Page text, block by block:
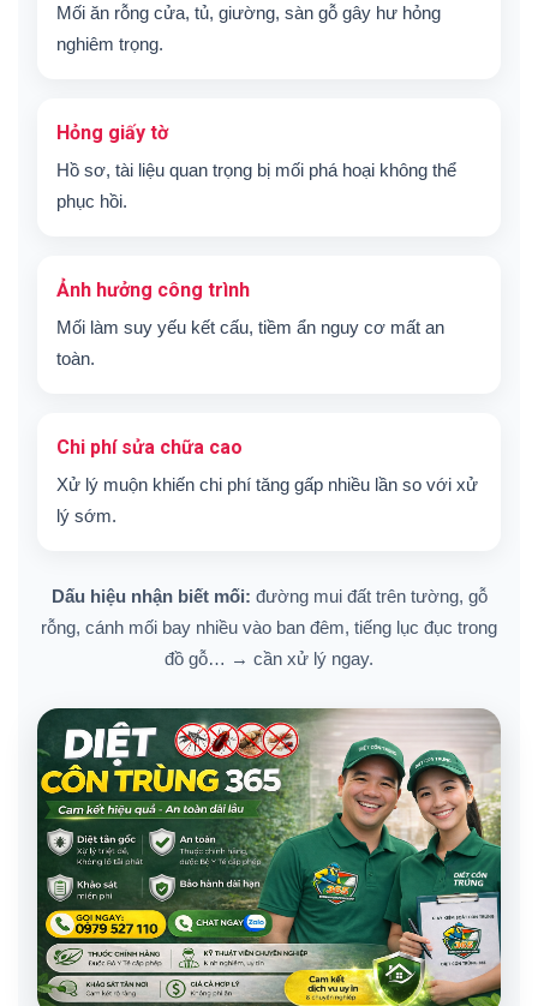
Mối ăn rỗng cửa, tủ, giường, sàn gỗ gây hư hỏng
nghiêm trọng.
Hỏng giấy tờ
Hồ sơ, tài liệu quan trọng bị mối phá hoại không thể
phục hồi.
Ảnh hưởng công trình
Mối làm suy yếu kết cấu, tiềm ẩn nguy cơ mất an
toàn.
Chi phí sửa chữa cao
Xử lý muộn khiến chi phí tăng gấp nhiều lần so với xử
lý sớm.
Dấu hiệu nhận biết mối: đường mui đất trên tường, gỗ
rỗng, cánh mối bay nhiều vào ban đêm, tiếng lục đục trong
đồ gỗ… → cần xử lý ngay.